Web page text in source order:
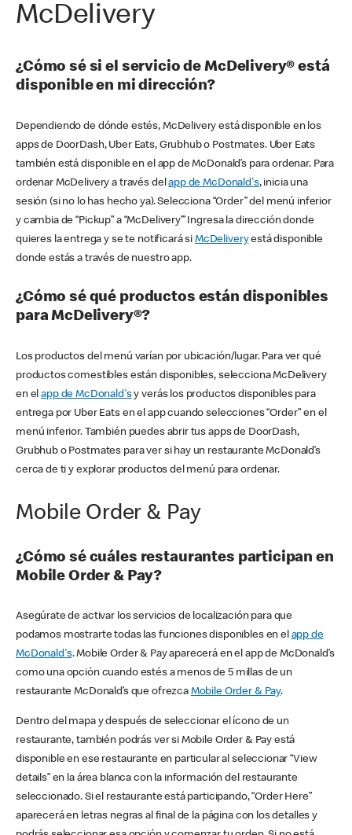
McDelivery
¿Cómo sé si el servicio de McDelivery® está
disponible en mi dirección?
Dependiendo de dónde estés, McDelivery está disponible en los
apps de DoorDash, Uber Eats, Grubhub o Postmates. Uber Eats
también está disponible en el app de McDonald’s para ordenar. Para
ordenar McDelivery a través delapp de McDonald's, inicia una
sesión (si no lo has hecho ya). Selecciona “Order” del menú inferior
y cambia de “Pickup” a “McDelivery’” Ingresa la dirección donde
quieres la entrega y se te notificará si McDeliveryestá disponible
donde estás a través de nuestro app.
¿Cómo sé qué productos están disponibles
para McDelivery®?
Los productos del menú varían por ubicación/lugar. Para ver qué
productos comestibles están disponibles, selecciona McDelivery
en elapp de McDonald'sy verás los productos disponibles para
entrega por Uber Eats en el app cuando selecciones “Order” en el
menú inferior. También puedes abrir tus apps de DoorDash,
Grubhub o Postmates para ver si hay un restaurante McDonald’s
cerca de ti y explorar productos del menú para ordenar.
Mobile Order & Pay
¿Cómo sé cuáles restaurantes participan en
Mobile Order & Pay?
Asegúrate de activar los servicios de localización para que
podamos mostrarte todas las funciones disponibles en el app de
McDonald's. Mobile Order & Pay aparecerá en el app de McDonald’s
como una opción cuando estés a menos de 5 millas de un
restaurante McDonald’s que ofrezca Mobile Order & Pay.
Dentro del mapa y después de seleccionar el ícono de un
restaurante, también podrás ver si Mobile Order & Pay está
disponible en ese restaurante en particular al seleccionar “View
details” en la área blanca con la información del restaurante
seleccionado. Si el restaurante está participando, “Order Here”
aparecerá en letras negras al final de la página con los detalles y